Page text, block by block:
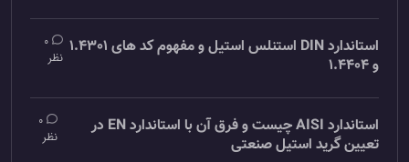
استاندارد DIN استنلس استیل و مفهوم کد های 1.4301
و 1.4404
0
نظر
استاندارد AISI چیست و فرق آن با استاندارد EN در
تعیین گرید استیل صنعتی
0
نظر